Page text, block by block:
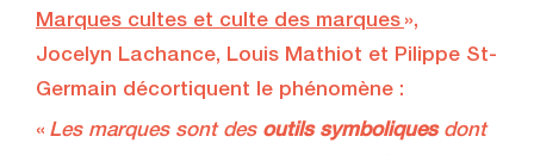
Marques cultes et culte des marques »,
Jocelyn Lachance, Louis Mathiot et Pilippe St-
Germain décortiquent le phénomène :
« Les marques sont desoutils symboliques dont